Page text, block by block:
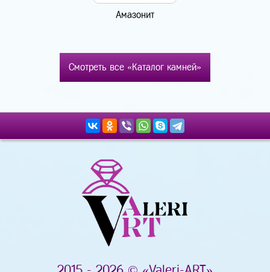
Амазонит
Смотреть все «Каталог камней»